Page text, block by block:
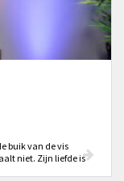
buik van de vis
niet. Zijn liefde is